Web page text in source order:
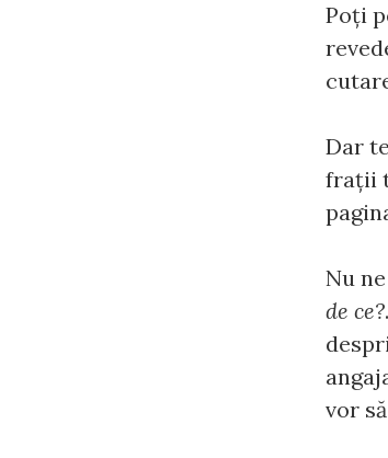
Poţi
Dar
fraţii
Nu
de ce?
vor